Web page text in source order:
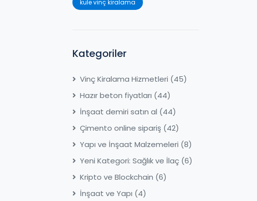
kule vinç kiralama
Kategoriler
Vinç Kiralama Hizmetleri (45)
Hazır beton fiyatları (44)
İnşaat demiri satın al (44)
Çimento online sipariş (42)
Yapı ve İnşaat Malzemeleri (8)
Yeni Kategori: Sağlık ve İlaç (6)
Kripto ve Blockchain (6)
İnşaat ve Yapı (4)